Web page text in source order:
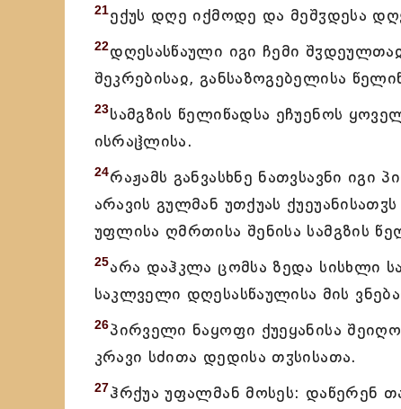
21ექუს დღე იქმოდე და მეშჳდესა
22დღესასწაული იგი ჩემი
შეკრებისაჲ, განსაზოგებელისა
23სამგზის წელიწადსა ეჩუენოს
ისრაჱლისა.
24რაჟამს განვასხნე ნათვსავნი იგი
არავის გულმან უთქუას
უფლისა ღმრთისა შენისა სამგზის
25არა დაჰკლა ცომსა ზედა სისხლი
საკლველი დღესასწაულისა მის
26პირველი ნაყოფი ქუეყანისა
კრავი სძითა დედისა თჳსისათა.
27ჰრქუა უფალმან მოსეს: დაწერენ